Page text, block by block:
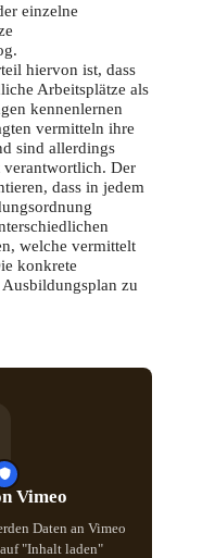
einzelne
hiervon ist, dass
Arbeitsplätze als
kennenlernen
vermitteln ihre
sind allerdings
Der
dass in jedem
welche vermittelt
konkrete
zu
Vimeo
Daten an Vimeo
"Inhalt laden"